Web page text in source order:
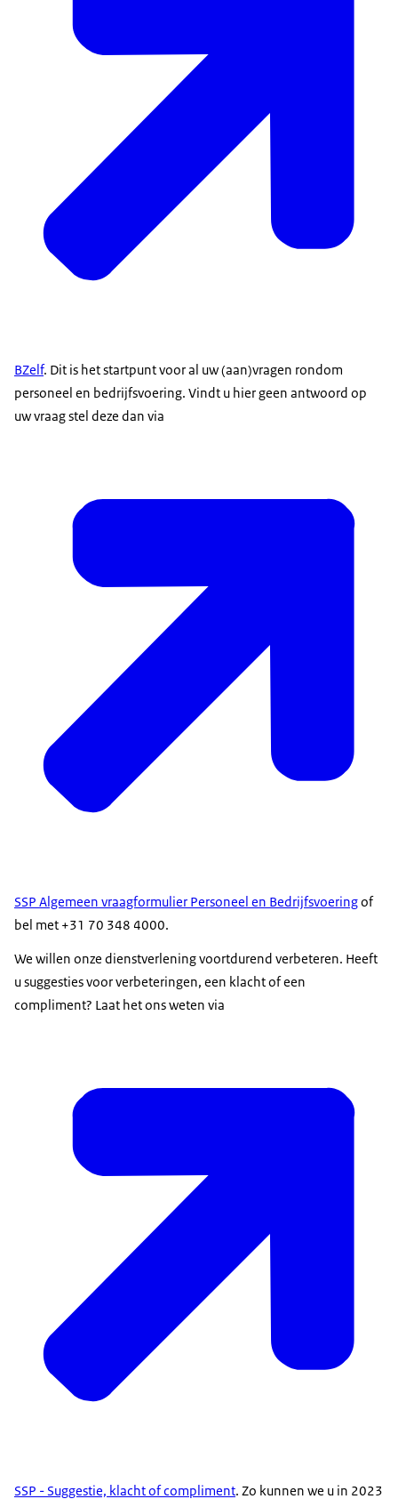
BZelf. Dit is het startpunt voor al uw (aan)vragen rondom
personeel en bedrijfsvoering. Vindt u hier geen antwoord op
uw vraag stel deze dan via
SSP Algemeen vraagformulier Personeel en Bedrijfsvoeringof
bel met +31 70 348 4000.
We willen onze dienstverlening voortdurend verbeteren. Heeft
u suggesties voor verbeteringen, een klacht of een
compliment? Laat het ons weten via
SSP - Suggestie, klacht of compliment. Zo kunnen we u in 2023